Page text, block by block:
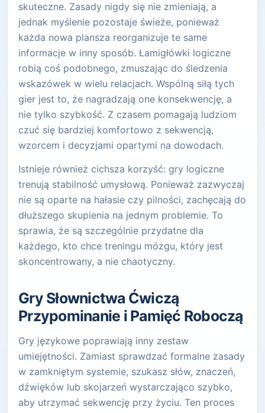
skuteczne. Zasady nigdy się nie zmieniają, a
jednak myślenie pozostaje świeże, ponieważ
każda nowa plansza reorganizuje te same
informacje w inny sposób. Łamigłówki logiczne
robią coś podobnego, zmuszając do śledzenia
wskazówek w wielu relacjach. Wspólną siłą tych
gier jest to, że nagradzają one konsekwencję, a
nie tylko szybkość. Z czasem pomagają ludziom
czuć się bardziej komfortowo z sekwencją,
wzorcem i decyzjami opartymi na dowodach.
Istnieje również cichsza korzyść: gry logiczne
trenują stabilność umysłową. Ponieważ zazwyczaj
nie są oparte na hałasie czy pilności, zachęcają do
dłuższego skupienia na jednym problemie. To
sprawia, że są szczególnie przydatne dla
każdego, kto chce treningu mózgu, który jest
skoncentrowany, a nie chaotyczny.
Gry Słownictwa Ćwiczą
Przypominanie i Pamięć Roboczą
Gry językowe poprawiają inny zestaw
umiejętności. Zamiast sprawdzać formalne zasady
w zamkniętym systemie, szukasz słów, znaczeń,
dźwięków lub skojarzeń wystarczająco szybko,
aby utrzymać sekwencję przy życiu. Ten proces